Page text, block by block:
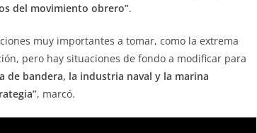
del movimiento obrero”.
muy importantes a tomar, como la extrema
pero hay situaciones de fondo a modificar para
de bandera, la industria naval y la marina
, marcó.